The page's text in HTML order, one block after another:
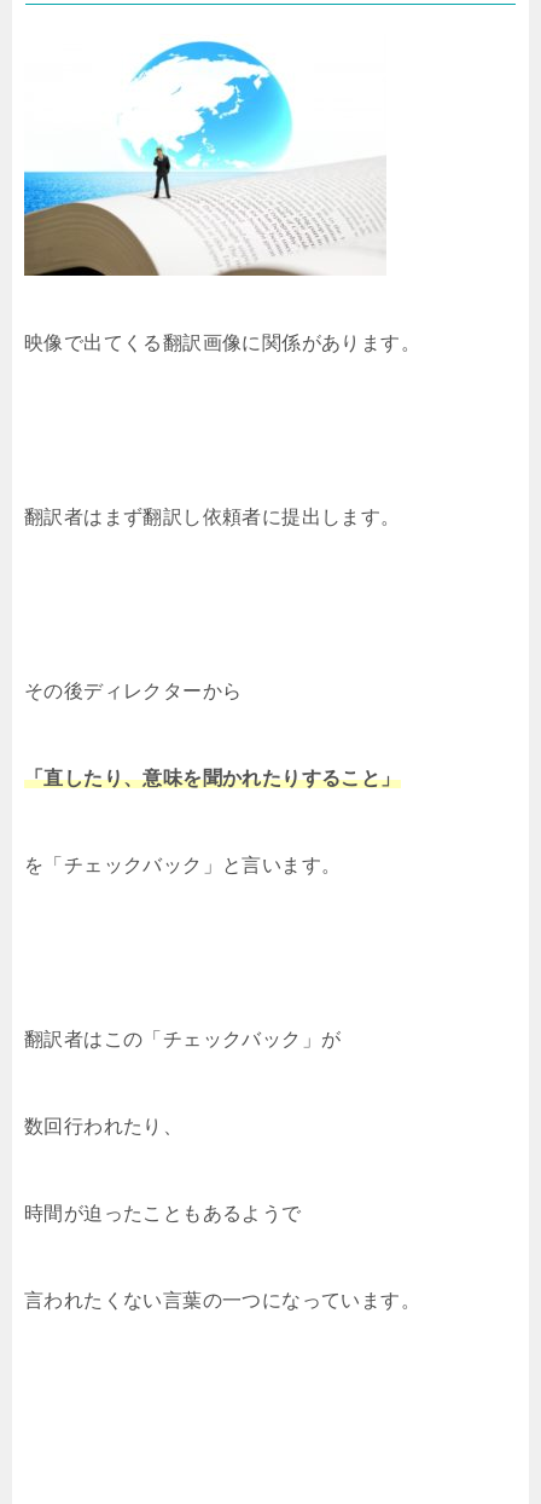
映像で出てくる翻訳画像に関係があります。
翻訳者はまず翻訳し依頼者に提出します。
その後ディレクターから
「直したり、意味を聞かれたりすること」
を「チェックバック」と言います。
翻訳者はこの「チェックバック」が
数回行われたり、
時間が迫ったこともあるようで
言われたくない言葉の一つになっています。